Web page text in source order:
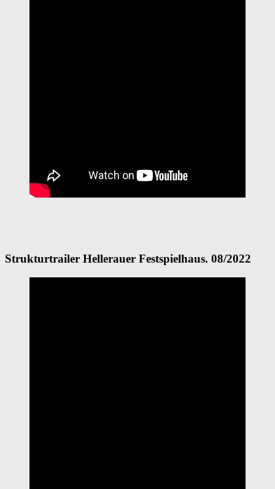
Strukturtrailer Hellerauer Festspielhaus. 08/2022